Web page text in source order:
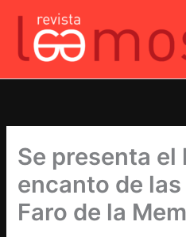
contenido
Se presenta el
encanto de las
Faro de la